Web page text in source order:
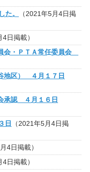
た。
（2021年5月4日掲
4日掲載）
会・ＰＴＡ常任委員会
地区） ４月１７日
承認 ４月１６日
日
（2021年5月4日掲
4日掲載）
4日掲載）